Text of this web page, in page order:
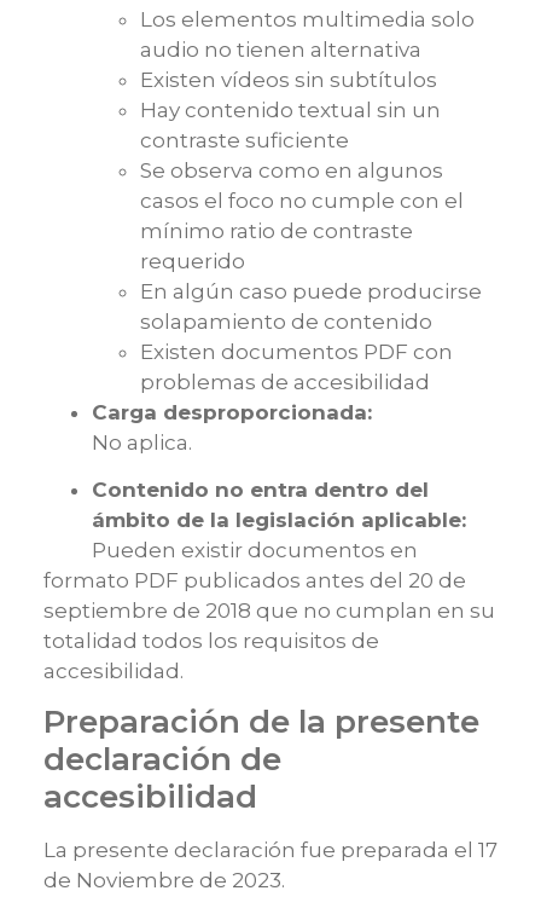
Los elementos multimedia solo
audio no tienen alternativa
Existen vídeos sin subtítulos
Hay contenido textual sin un
contraste suficiente
Se observa como en algunos
casos el foco no cumple con el
mínimo ratio de contraste
requerido
En algún caso puede producirse
solapamiento de contenido
Existen documentos PDF con
problemas de accesibilidad
Carga desproporcionada:
No aplica.
Contenido no entra dentro del
ámbito de la legislación aplicable:
Pueden existir documentos en
formato PDF publicados antes del 20 de
septiembre de 2018 que no cumplan en su
totalidad todos los requisitos de
accesibilidad.
Preparación de la presente
declaración de
accesibilidad
La presente declaración fue preparada el 17
de Noviembre de 2023.